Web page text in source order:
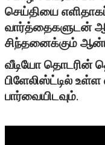
செய்தியை
வார்த்தைகளுடன்
சிந்தனைக்கும்
வீடியோ தொடரின்
பிளேலிஸ்ட்டில்
பார்வையிடவும்.